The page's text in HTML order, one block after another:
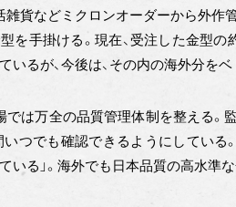
雑貨などミクロンオーダーから外
を手掛ける。現在、受注した金型
いるが、今後は、その内の海外分を
では万全の品質管理体制を整える。
つでも確認できるようにしている
いる」。海外でも日本品質の高水準